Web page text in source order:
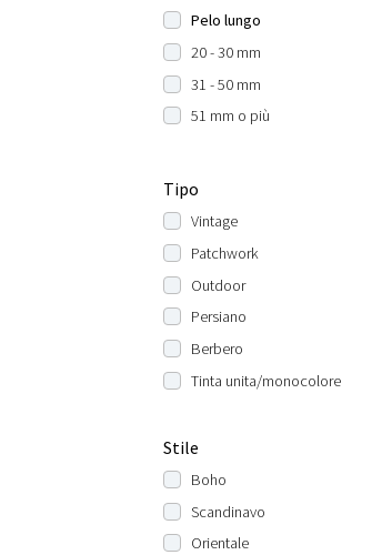
Pelo lungo
20 - 30 mm
31 - 50 mm
51 mm o più
Tipo
Vintage
Patchwork
Outdoor
Persiano
Berbero
Tinta unita/monocolore
Stile
Boho
Scandinavo
Orientale